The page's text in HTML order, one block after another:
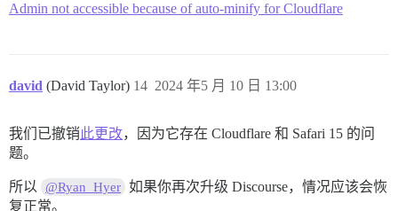
Admin not accessible because of auto-minify for Cloudflare
david (David Taylor) 2024 年5 月 10 日 13:00
14
我们已撤销此更改，因为它存在 Cloudflare 和 Safari 15 的问
题。
所以 @Ryan_Hyer 如果你再次升级 Discourse，情况应该会恢
复正常。